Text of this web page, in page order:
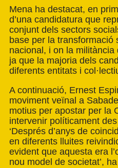
Mena ha destacat, en
d’una candidatura que
conjunt dels sectors
base per la transformació
nacional, i on la
ja que la majoria dels
diferents entitats i
A continuació, Ernest
moviment veïnal a
motius per apostar per la
intervenir políticament
‘Després d’anys de
en diferents lluites
evident que aquesta era
nou model de societat’,